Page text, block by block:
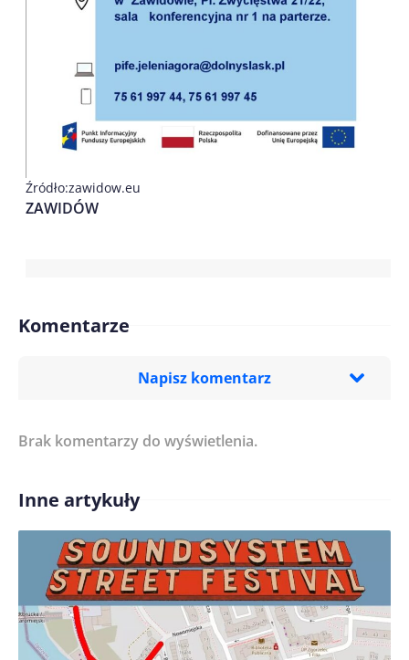
Źródło:zawidow.eu
ZAWIDÓW
Komentarze
Napisz komentarz
Treść komentarza*
Imię/ Nick*
Brak komentarzy do wyświetlenia.
Inne artykuły